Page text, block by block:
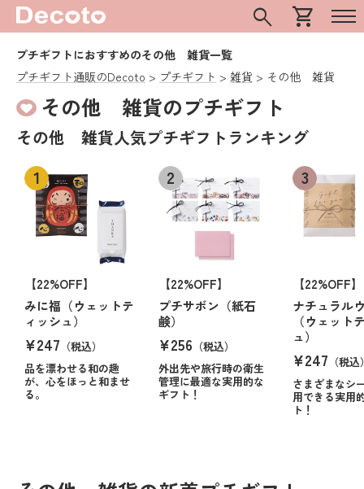
search shopping_cart
プチギフトにおすすめのその他 雑貨一覧
プチギフト通販のDecoto
プチギフト 雑貨 その他 雑貨
その他 雑貨のプチギフト
その他 雑貨人気プチギフトランキング
【22%OFF】
みに福（ウェットテ
ィッシュ）
¥247 （税込）
品を漂わせる和の趣
が、心をほっと和ませ
る。
【22%OFF】
プチサボン（紙石
鹸）
¥256 （税込）
外出先や旅行時の衛生
管理に最適な実用的な
ギフト！
【22%OFF】
ナチュラル
（ウェット
ュ）
¥247 （税
さまざまなシ
用できる実用
ト！